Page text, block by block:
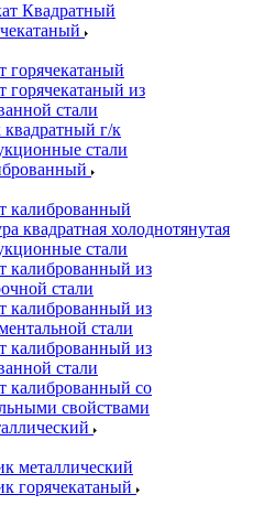
Квадратный
горячекатаный
горячекатаный из
стали
г/к
стали
калиброванный
квадратная холоднотянутая
стали
калиброванный из
стали
калиброванный из
стали
калиброванный из
стали
калиброванный со
свойствами
металлический
горячекатаный